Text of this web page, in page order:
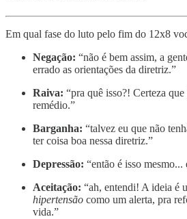
Em qual fase do luto pelo fim do 12x8
Negação: “não é bem assim, a
errado as orientações da diretriz.”
Raiva: “pra quê isso?! Certeza
remédio.”
Barganha: “talvez eu que não
ter coisa boa nessa diretriz.”
Depressão: “então é isso
Aceitação: “ah, entendi! A ideia é
hipertensão como um alerta, pra
vida.”